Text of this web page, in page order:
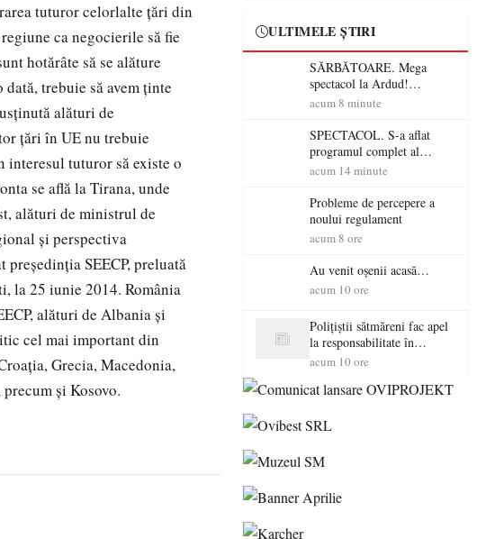
tuturor celorlalte ţări din
ca negocierile să fie
hotărâte să se alăture
trebuie să avem ţinte
alături de
ţări în UE nu trebuie
interesul tuturor să existe o
se află la Tirana, unde
alături de ministrul de
şi perspectiva
SEECP, preluată
la 25 iunie 2014. România
alături de Albania şi
cel mai important din
Grecia, Macedonia,
şi Kosovo.
ULTIMELE ȘTIRI
SĂRBĂTOARE. Mega
spectacol la Ardud!
ANTONIA, VUNK și
acum 8 minute
SPECTACOL. S-a aflat
programul complet al
Sărbătorii Castanelor 2026!
Rimes, Killa Fonic, Zdob și
Zdub și Fuego vin la Baia
acum 14 minute
Probleme de percepere a
noului regulament
acum 8 ore
Au venit oșenii acasă…
acum 10 ore
Polițiștii sătmăreni fac apel
la responsabilitate în
trafic…
acum 10 ore